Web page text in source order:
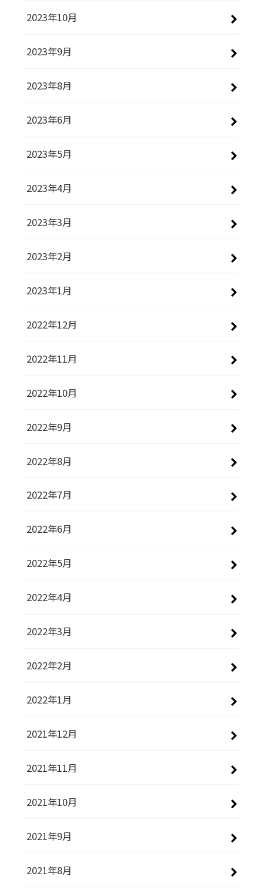
2023年10月
2023年9月
2023年8月
2023年6月
2023年5月
2023年4月
2023年3月
2023年2月
2023年1月
2022年12月
2022年11月
2022年10月
2022年9月
2022年8月
2022年7月
2022年6月
2022年5月
2022年4月
2022年3月
2022年2月
2022年1月
2021年12月
2021年11月
2021年10月
2021年9月
2021年8月